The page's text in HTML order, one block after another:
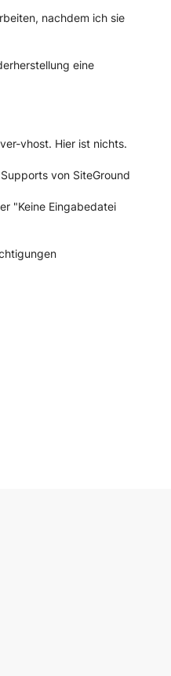
nachdem ich sie
eine
vhost. Hier ist nichts.
von SiteGround
"Keine Eingabedatei